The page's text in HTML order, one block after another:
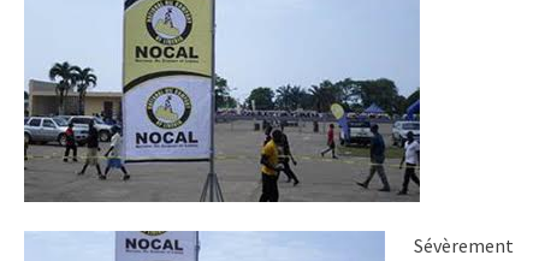
Sévèrement